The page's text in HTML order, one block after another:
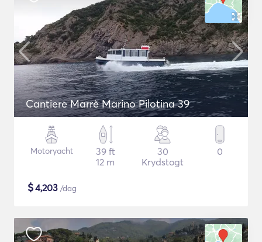
Cantiere Marrè Marino Pilotina 39
Motoryacht
39 ft
12 m
30
Krydstogt
0
$4,203 /dag